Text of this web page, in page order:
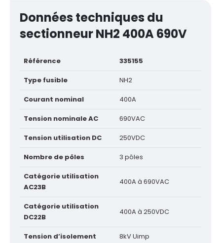
Données techniques du
sectionneur NH2 400A 690V
Référence 335155
Type fusible NH2
Courant nominal 400A
Tension nominale AC 690VAC
Tension utilisation DC 250VDC
Nombre de pôles 3 pôles
Catégorie utilisation
AC23B
400A à 690VAC
Catégorie utilisation
DC22B
400A à 250VDC
Tension d’isolement 8kV Uimp